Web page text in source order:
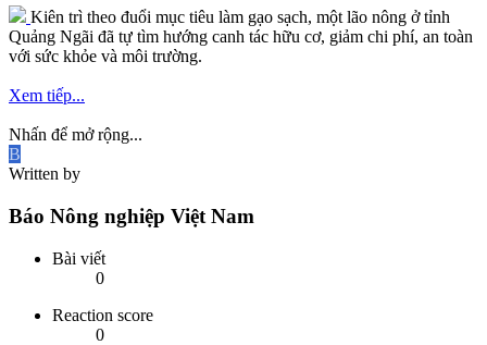
Kiên trì theo đuổi mục tiêu làm gạo sạch, một lão nông ở tỉnh
Quảng Ngãi đã tự tìm hướng canh tác hữu cơ, giảm chi phí, an toàn
với sức khỏe và môi trường.
Xem tiếp...
Nhấn để mở rộng...
B
Written by
Báo Nông nghiệp Việt Nam
Bài viết
0
Reaction score
0